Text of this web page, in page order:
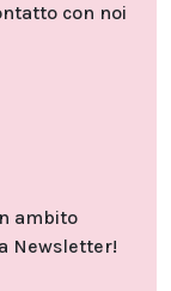
con noi
ambito
Newsletter!